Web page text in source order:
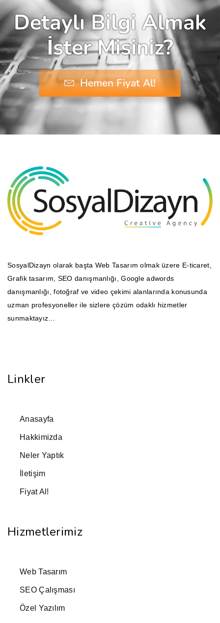
Detaylı Bilgi Almak
İster Misiniz?
Hemen Fiyat Al!
SosyalDizayn olarak başta Web Tasarım olmak üzere E-ticaret,
Grafik tasarım, SEO danışmanlığı, Google adwords
danışmanlığı, fotoğraf ve video çekimi alanlarında konusunda
uzman profesyoneller ile sizlere çözüm odaklı hizmetler
sunmaktayız…
Linkler
Anasayfa
Hakkimizda
Neler Yaptık
İletişim
Fiyat Al!
Hizmetlerimiz
Web Tasarım
SEO Çalışması
Özel Yazılım